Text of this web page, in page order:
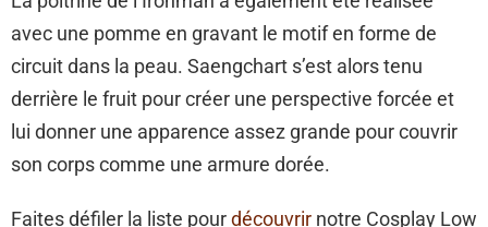
avec une pomme en gravant le motif en forme de
circuit dans la peau. Saengchart s’est alors tenu
derrière le fruit pour créer une perspective forcée et
lui donner une apparence assez grande pour couvrir
son corps comme une armure dorée.
Faites défiler la liste pourdécouvrir notre Cosplay Low